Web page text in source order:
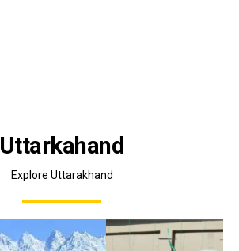
Uttarkahand
Explore Uttarakhand